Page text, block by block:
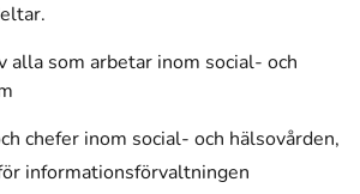
alla som arbetar inom social- och
chefer inom social- och hälsovården,
informationsförvaltningen